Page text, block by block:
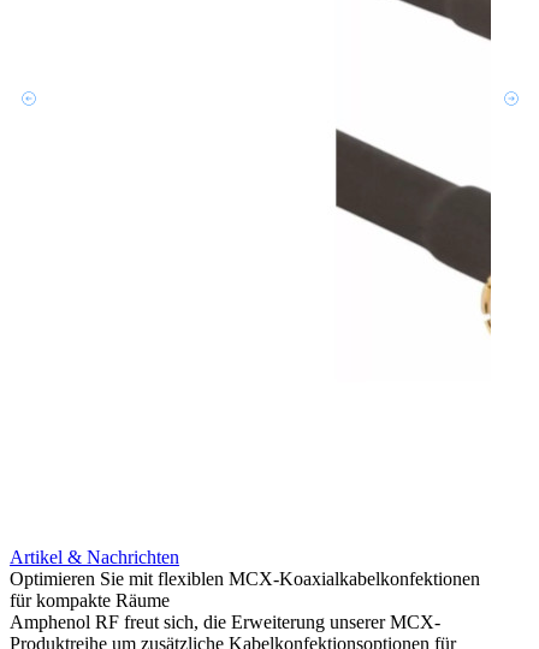
Artikel & Nachrichten
Optimieren Sie mit flexiblen MCX-Koaxialkabelkonfektionen
für kompakte Räume
Amphenol RF freut sich, die Erweiterung unserer MCX-
Produktreihe um zusätzliche Kabelkonfektionsoptionen für